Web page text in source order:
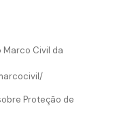
Marco Civil da
Proteção de